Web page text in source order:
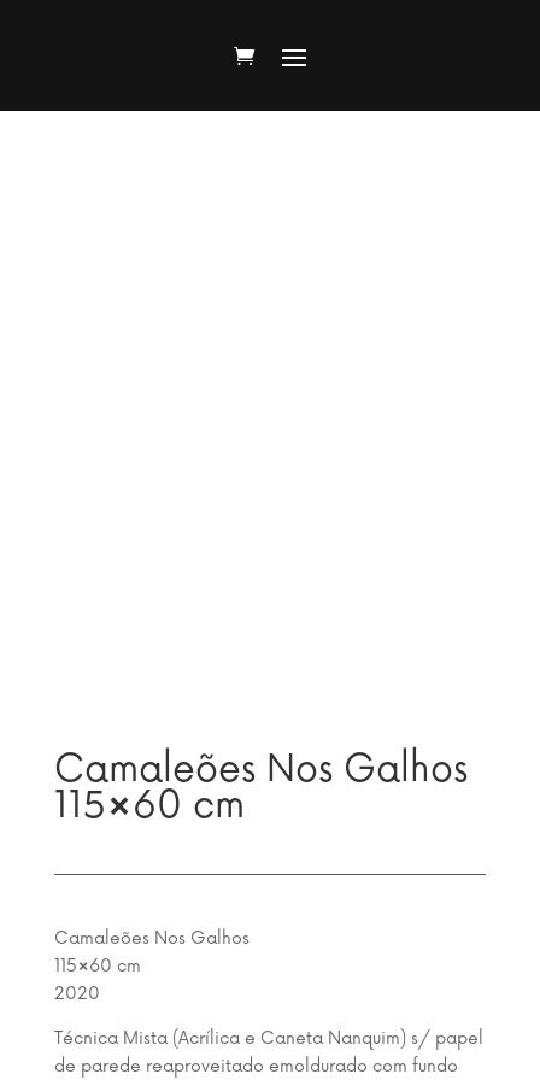
Camaleões Nos Galhos
115×60 cm
Camaleões Nos Galhos
115×60 cm
2020
Técnica Mista (Acrílica e Caneta Nanquim) s/ papel
de parede reaproveitado emoldurado com fundo